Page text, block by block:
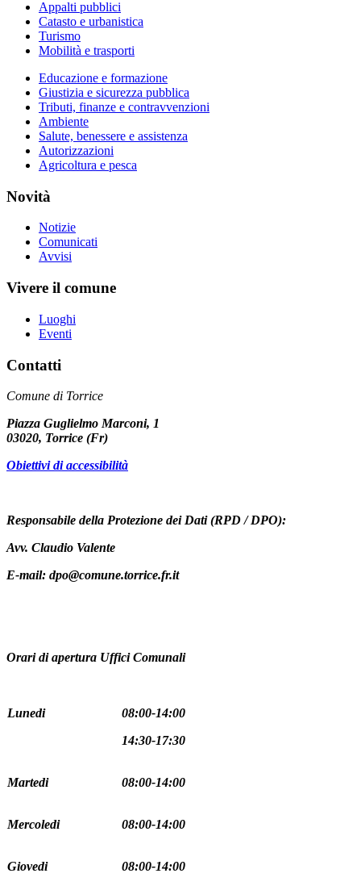
Appalti pubblici
Catasto e urbanistica
Turismo
Mobilità e trasporti
Educazione e formazione
Giustizia e sicurezza pubblica
Tributi, finanze e contravvenzioni
Ambiente
Salute, benessere e assistenza
Autorizzazioni
Agricoltura e pesca
Novità
Notizie
Comunicati
Avvisi
Vivere il comune
Luoghi
Eventi
Contatti
Comune di Torrice
Piazza Guglielmo Marconi, 1
03020, Torrice (Fr)
Obiettivi di accessibilità
Responsabile della Protezione dei Dati (RPD / DPO):
Avv. Claudio Valente
E-mail: dpo@comune.torrice.fr.it
Orari di apertura Uffici Comunali
Lunedi
08:00-14:00
14:30-17:30
Martedi 08:00-14:00
Mercoledi 08:00-14:00
Giovedi
08:00-14:00